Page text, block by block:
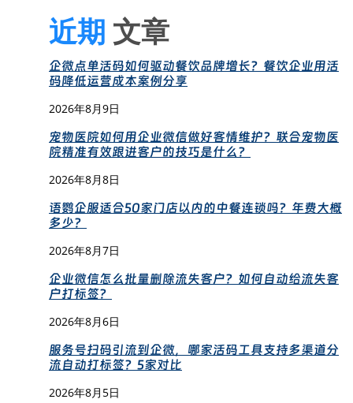
近期 文章
企微点单活码如何驱动餐饮品牌增长？餐饮企业用活
码降低运营成本案例分享
2026年8月9日
宠物医院如何用企业微信做好客情维护？联合宠物医
院精准有效跟进客户的技巧是什么？
2026年8月8日
语鹦企服适合50家门店以内的中餐连锁吗？年费大概
多少？
2026年8月7日
企业微信怎么批量删除流失客户？如何自动给流失客
户打标签？
2026年8月6日
服务号扫码引流到企微，哪家活码工具支持多渠道分
流自动打标签？5家对比
2026年8月5日